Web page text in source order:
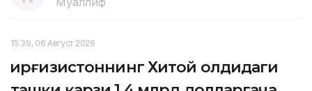
15:39, 06 Август 2026
Қирғизистоннинг Хитой олдидаги